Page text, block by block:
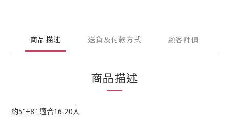
商品描述 送貨及付款方式 顧客評價
商品描述
約5"+8" 適合16-20人